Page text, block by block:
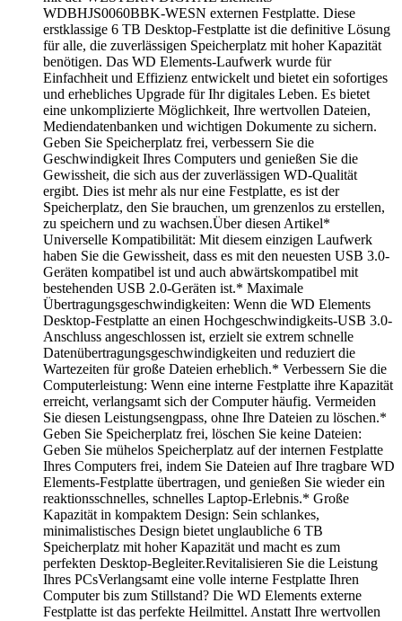
WDBHJS0060BBK-WESN externen Festplatte. Diese
erstklassige 6 TB Desktop-Festplatte ist die definitive Lösung
für alle, die zuverlässigen Speicherplatz mit hoher Kapazität
benötigen. Das WD Elements-Laufwerk wurde für
Einfachheit und Effizienz entwickelt und bietet ein sofortiges
und erhebliches Upgrade für Ihr digitales Leben. Es bietet
eine unkomplizierte Möglichkeit, Ihre wertvollen Dateien,
Mediendatenbanken und wichtigen Dokumente zu sichern.
Geben Sie Speicherplatz frei, verbessern Sie die
Geschwindigkeit Ihres Computers und genießen Sie die
Gewissheit, die sich aus der zuverlässigen WD-Qualität
ergibt. Dies ist mehr als nur eine Festplatte, es ist der
Speicherplatz, den Sie brauchen, um grenzenlos zu erstellen,
zu speichern und zu wachsen.Über diesen Artikel*
Universelle Kompatibilität: Mit diesem einzigen Laufwerk
haben Sie die Gewissheit, dass es mit den neuesten USB 3.0-
Geräten kompatibel ist und auch abwärtskompatibel mit
bestehenden USB 2.0-Geräten ist.* Maximale
Übertragungsgeschwindigkeiten: Wenn die WD Elements
Desktop-Festplatte an einen Hochgeschwindigkeits-USB 3.0-
Anschluss angeschlossen ist, erzielt sie extrem schnelle
Datenübertragungsgeschwindigkeiten und reduziert die
Wartezeiten für große Dateien erheblich.* Verbessern Sie die
Computerleistung: Wenn eine interne Festplatte ihre Kapazität
erreicht, verlangsamt sich der Computer häufig. Vermeiden
Sie diesen Leistungsengpass, ohne Ihre Dateien zu löschen.*
Geben Sie Speicherplatz frei, löschen Sie keine Dateien:
Geben Sie mühelos Speicherplatz auf der internen Festplatte
Ihres Computers frei, indem Sie Dateien auf Ihre tragbare WD
Elements-Festplatte übertragen, und genießen Sie wieder ein
reaktionsschnelles, schnelles Laptop-Erlebnis.* Große
Kapazität in kompaktem Design: Sein schlankes,
minimalistisches Design bietet unglaubliche 6 TB
Speicherplatz mit hoher Kapazität und macht es zum
perfekten Desktop-Begleiter.Revitalisieren Sie die Leistung
Ihres PCsVerlangsamt eine volle interne Festplatte Ihren
Computer bis zum Stillstand? Die WD Elements externe
Festplatte ist das perfekte Heilmittel. Anstatt Ihre wertvollen